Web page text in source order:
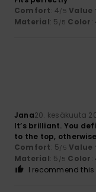
Comfort: 4/5 Value
Material: 5 /5 Color:
Jana20. kesäkuuta
It’s brilliant. You
to the top,
Comfort: 5/5 Value
Material: 5 /5 Color:
I recommend